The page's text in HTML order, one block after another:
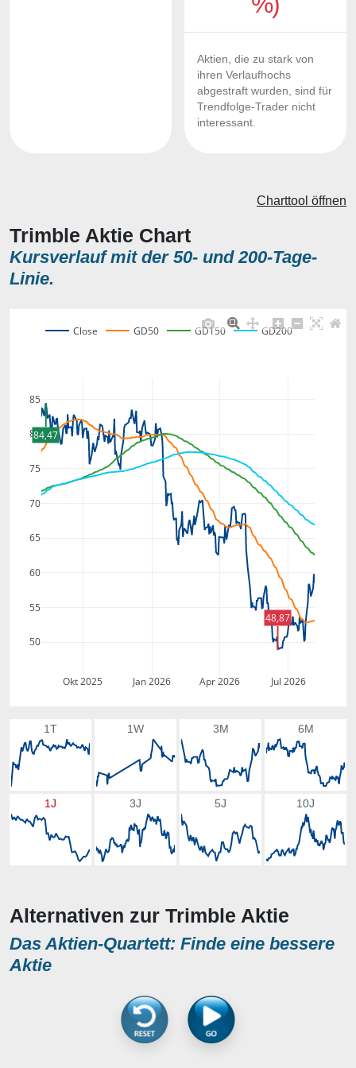
Aktien, die zu stark von
ihren Verlaufhochs
abgestraft wurden, sind für
Trendfolge-Trader nicht
interessant.
Trimble Aktie Chart
Kursverlauf mit der 50- und 200-Tage-
Linie.
Charttool öffnen
Okt 2025 Jan 2026 Apr 2026 Jul 2026
50
55
60
65
70
75
80
85
Close GD50 GD150 GD200
84,47
48,87
1T 1W 3M 6M
1J 3J 5J 10J
Alternativen zur Trimble Aktie
Das Aktien-Quartett: Finde eine bessere
Aktie